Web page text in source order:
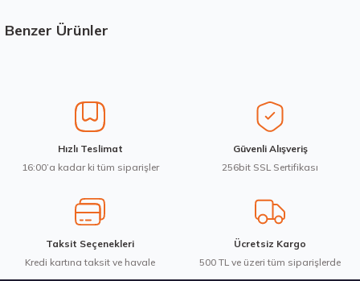
Görüş ve önerileriniz için teşekkür ederiz.
Ürün bilgilerinde hatalar bulunuyor.
Ürün fiyatı diğer sitelerden daha pahalı.
Bu ürüne benzer farklı alternatifler olmalı.
Benzer Ürünler
Waterfall 215/50R17 95W XL Unique UHP Yaz 2026
Hızlı Teslimat
16:00’a kadar ki tüm siparişler
Güvenli Alışveriş
256bit SSL Sertifikası
Taksit Seçenekleri
Kredi kartına taksit ve havale
Ücretsiz Kargo
500 TL ve üzeri tüm siparişlerde